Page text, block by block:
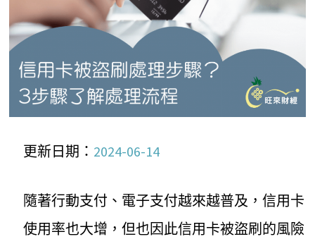
更新日期： 2024-06-14
隨著行動支付、電子支付越來越普及，信用卡
使用率也大增，但也因此信用卡被盜刷的風險